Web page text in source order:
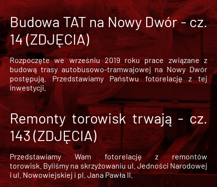
Budowa TAT na Nowy Dwór - cz.
14 (ZDJĘCIA)
Rozpoczęte we wrześniu 2019 roku prace związane z
budową trasy autobusowo-tramwajowej na Nowy Dwór
postępują. Przedstawiamy Państwu fotorelację z tej
inwestycji.
Remonty torowisk trwają - cz.
143 (ZDJĘCIA)
Przedstawiamy Wam fotorelację z remontów
torowisk. Byliśmy na skrzyżowaniu ul. Jedności Narodowej
i ul. Nowowiejskiej i pl. Jana Pawła II.